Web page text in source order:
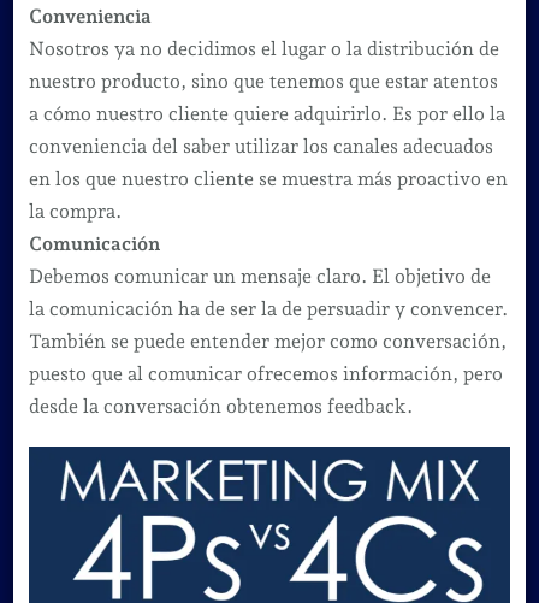
Conveniencia
Nosotros ya no decidimos el lugar o la distribución de
nuestro producto, sino que tenemos que estar atentos
a cómo nuestro cliente quiere adquirirlo. Es por ello la
conveniencia del saber utilizar los canales adecuados
en los que nuestro cliente se muestra más proactivo en
la compra.
Comunicación
Debemos comunicar un mensaje claro. El objetivo de
la comunicación ha de ser la de persuadir y convencer.
También se puede entender mejor como conversación,
puesto que al comunicar ofrecemos información, pero
desde la conversación obtenemos feedback.